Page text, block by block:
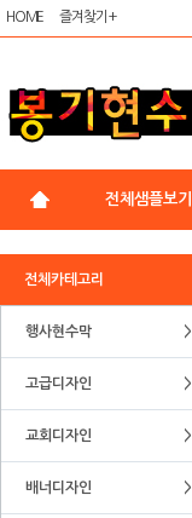
HOME 즐겨찾기 +
전체샘플보기
전체카테고리
행사현수막 >
고급디자인 >
교회디자인 >
배너디자인 >